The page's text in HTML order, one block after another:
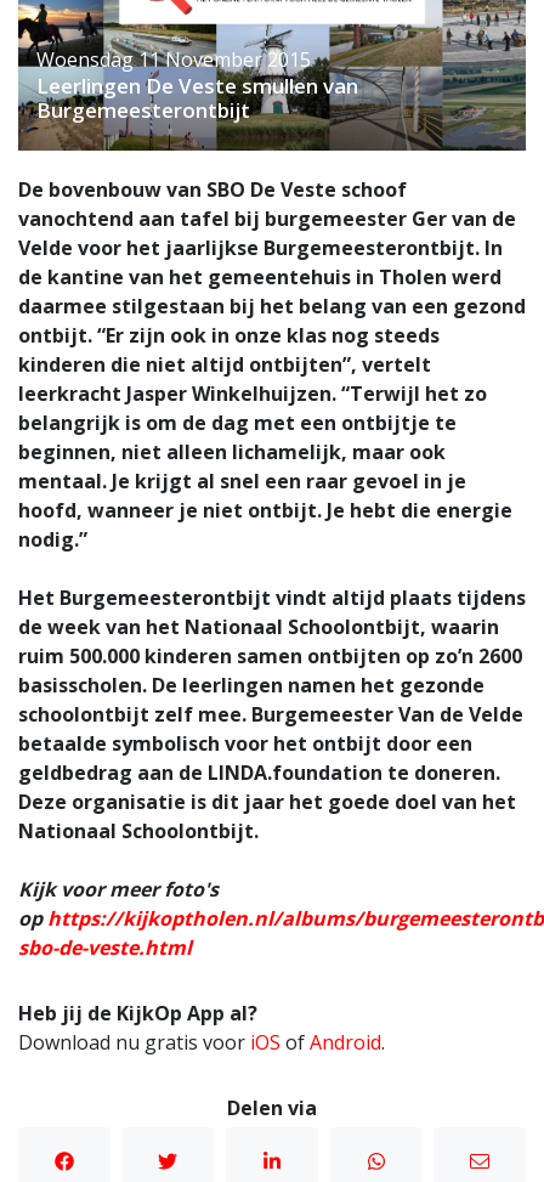
Woensdag 11 November 2015
Leerlingen De Veste smullen van
Burgemeesterontbijt
De bovenbouw van SBO De Veste schoof
vanochtend aan tafel bij burgemeester Ger van de
Velde voor het jaarlijkse Burgemeesterontbijt. In
de kantine van het gemeentehuis in Tholen werd
daarmee stilgestaan bij het belang van een gezond
ontbijt. “Er zijn ook in onze klas nog steeds
kinderen die niet altijd ontbijten”, vertelt
leerkracht Jasper Winkelhuijzen. “Terwijl het zo
belangrijk is om de dag met een ontbijtje te
beginnen, niet alleen lichamelijk, maar ook
mentaal. Je krijgt al snel een raar gevoel in je
hoofd, wanneer je niet ontbijt. Je hebt die energie
nodig.”
Het Burgemeesterontbijt vindt altijd plaats tijdens
de week van het Nationaal Schoolontbijt, waarin
ruim 500.000 kinderen samen ontbijten op zo’n 2600
basisscholen. De leerlingen namen het gezonde
schoolontbijt zelf mee. Burgemeester Van de Velde
betaalde symbolisch voor het ontbijt door een
geldbedrag aan de LINDA.foundation te doneren.
Deze organisatie is dit jaar het goede doel van het
Nationaal Schoolontbijt.
Kijk voor meer foto's
ophttps://kijkoptholen.nl/albums/
sbo-de-veste.html
Heb jij de KijkOp App al?
Download nu gratis voor iOS ofAndroid.
Delen via